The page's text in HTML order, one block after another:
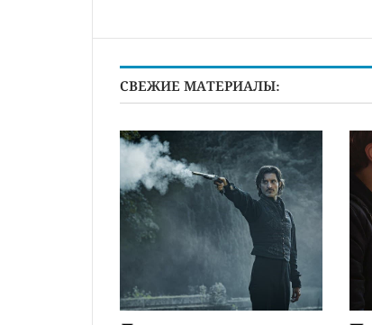
СВЕЖИЕ МАТЕРИАЛЫ: